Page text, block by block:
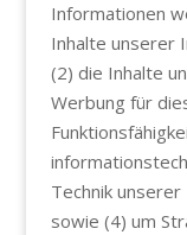
Informationen
Inhalte unserer
(2) die Inhalte
Werbung für
Technik
sowie (4) um